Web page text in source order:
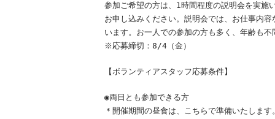
参加ご希望の方は、1時間程度の説明会を実施
お申し込みください。説明会では、お仕事内
います。お一人での参加の方も多く、年齢も
※応募締切：8/4（金）
【ボランティアスタッフ応募条件】
◉両日とも参加できる方
＊開催期間の昼食は、こちらで準備いたします